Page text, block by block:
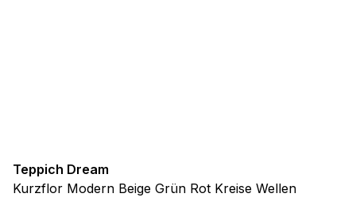
Teppich Dream
Kurzflor Modern Beige Grün Rot Kreise Wellen